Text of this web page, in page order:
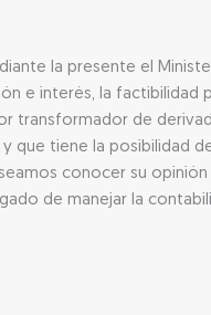
la presente el
e interés, la factibilidad
transformador de
que tiene la posibilidad
conocer su
de manejar la